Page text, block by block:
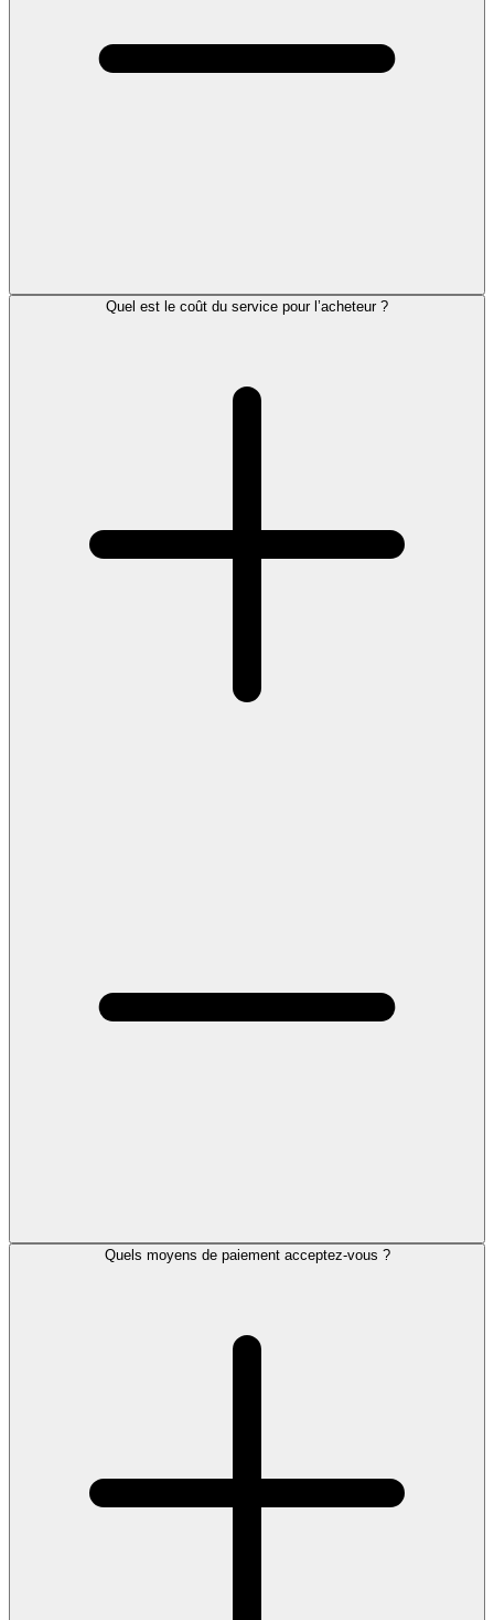
Quel est le coût du service pour l’acheteur ?
Quels moyens de paiement acceptez-vous ?